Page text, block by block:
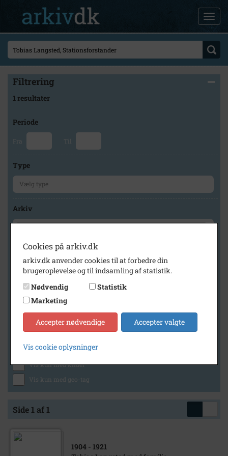
Filtrering
1 resultater
Periode
Fra Til
Type
Arkiv
Geografi
Generelt
Vis kun med billeder
Vis kun med lydklip
Vis kun med kilder
Vis kun med geo-tag
Side 1 af 1
1904 - 1921
Cookies på arkiv.dk
arkiv.dk anvender cookies til at forbedre din
brugeroplevelse og til indsamling af statistik.
Nødvendig
Statistik
Marketing
Accepter nødvendige Accepter valgte
Vis cookie oplysninger